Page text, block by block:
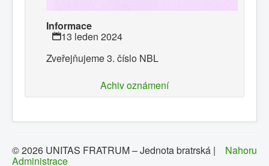
Informace
13 leden 2024
Zveřejňujeme 3. číslo NBL
Achiv oznámení
Nahoru
© 2026 UNITAS FRATRUM – Jednota bratrská |
Administrace